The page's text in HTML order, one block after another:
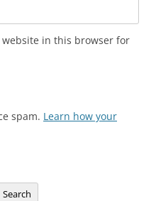
website in this browser for
spam. Learn how your
Search